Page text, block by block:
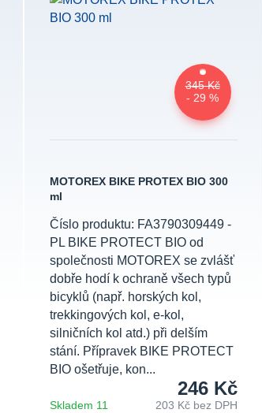
345 Kč
- 29 %
MOTOREX BIKE PROTEX BIO 300
ml
Číslo produktu: FA3790309449 -
PL BIKE PROTECT BIO od
společnosti MOTOREX se zvlášť
dobře hodí k ochraně všech typů
bicyklů (např. horských kol,
trekkingových kol, e-kol,
silničních kol atd.) při delším
stání. Přípravek BIKE PROTECT
BIO ošetřuje, kon...
246 Kč
203 Kč bez DPH
Skladem 11